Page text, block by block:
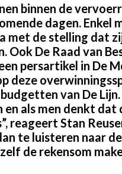
binnen de
dagen. Enkel
met de stelling dat
Ook De Raad van
persartikel in De
deze
van De
en als men denkt
reageert Stan
te luisteren naar
de rekensom